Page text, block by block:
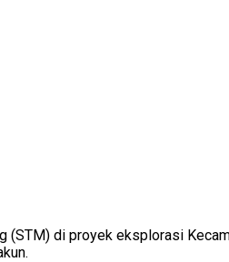
di proyek eksplorasi